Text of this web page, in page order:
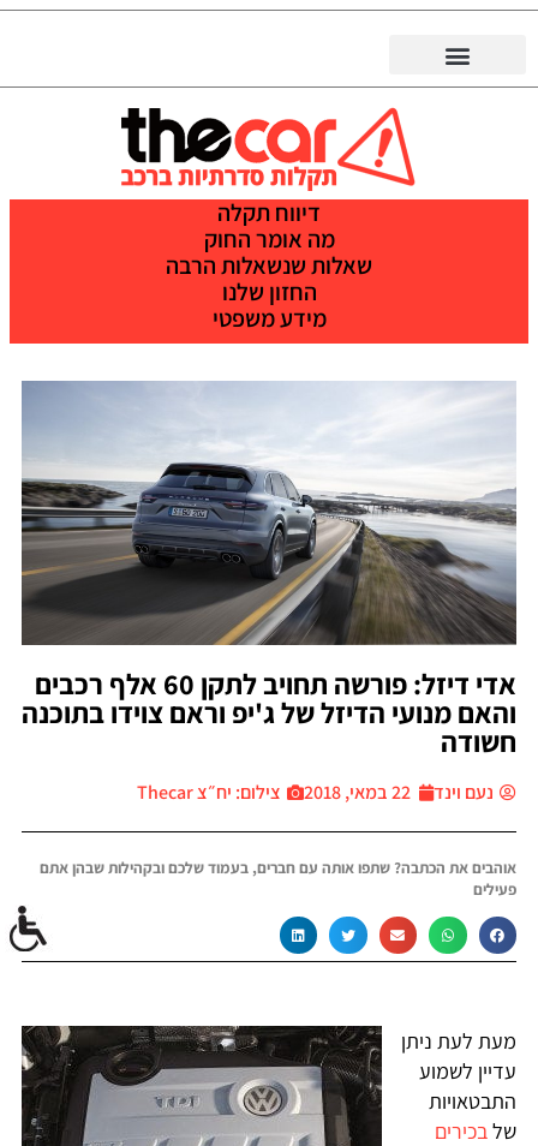
דיווח תקלה
מה אומר החוק
שאלות שנשאלות הרבה
החזון שלנו
מידע משפטי
אדי דיזל: פורשה תחויב לתקן 60 אלף רכבים
והאם מנועי הדיזל של ג'יפ וראם צוידו בתוכנה
חשודה
נעם וינד 22 במאי, 2018 צילום: יח״צ Thecar
אוהבים את הכתבה? שתפו אותה עם חברים, בעמוד שלכם ובקהילות שבהן אתם
פעילים
מעת לעת ניתן
עדיין לשמוע
התבטאויות
שלבכירים